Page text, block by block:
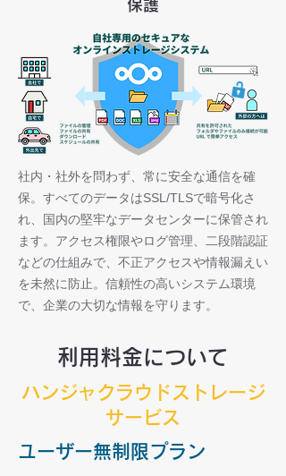
保護
社内・社外を問わず、常に安全な通信を確
保。すべてのデータはSSL/TLSで暗号化さ
れ、国内の堅牢なデータセンターに保管され
ます。アクセス権限やログ管理、二段階認証
などの仕組みで、不正アクセスや情報漏えい
を未然に防止。信頼性の高いシステム環境
で、企業の大切な情報を守ります。
利用料金について
ハンジャクラウドストレージ
サービス
ユーザー無制限プラン